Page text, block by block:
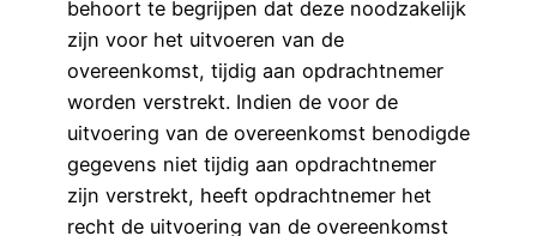
behoort te begrijpen dat deze noodzakelijk
zijn voor het uitvoeren van de
overeenkomst, tijdig aan opdrachtnemer
worden verstrekt. Indien de voor de
uitvoering van de overeenkomst benodigde
gegevens niet tijdig aan opdrachtnemer
zijn verstrekt, heeft opdrachtnemer het
recht de uitvoering van de overeenkomst